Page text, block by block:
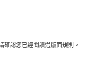
認您已經閱讀過版面規則。